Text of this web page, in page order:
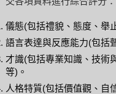
儀態(包括禮貌、態度、舉
語言表達與反應能力(包括
才識(包括專業知識、技術
等)。
人格特質(包括價值觀、自